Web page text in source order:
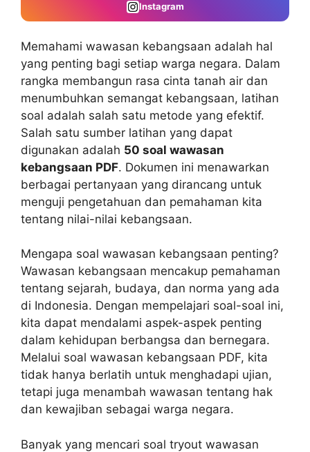
Instagram
Memahami wawasan kebangsaan adalah hal
yang penting bagi setiap warga negara. Dalam
rangka membangun rasa cinta tanah air dan
menumbuhkan semangat kebangsaan, latihan
soal adalah salah satu metode yang efektif.
Salah satu sumber latihan yang dapat
digunakan adalah 50 soal wawasan
kebangsaan PDF. Dokumen ini menawarkan
berbagai pertanyaan yang dirancang untuk
menguji pengetahuan dan pemahaman kita
tentang nilai-nilai kebangsaan.
Mengapa soal wawasan kebangsaan penting?
Wawasan kebangsaan mencakup pemahaman
tentang sejarah, budaya, dan norma yang ada
di Indonesia. Dengan mempelajari soal-soal ini,
kita dapat mendalami aspek-aspek penting
dalam kehidupan berbangsa dan bernegara.
Melalui soal wawasan kebangsaan PDF, kita
tidak hanya berlatih untuk menghadapi ujian,
tetapi juga menambah wawasan tentang hak
dan kewajiban sebagai warga negara.
Banyak yang mencari soal tryout wawasan